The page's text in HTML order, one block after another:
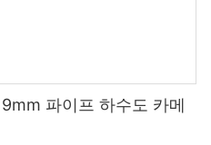
파이프 하수도 카메